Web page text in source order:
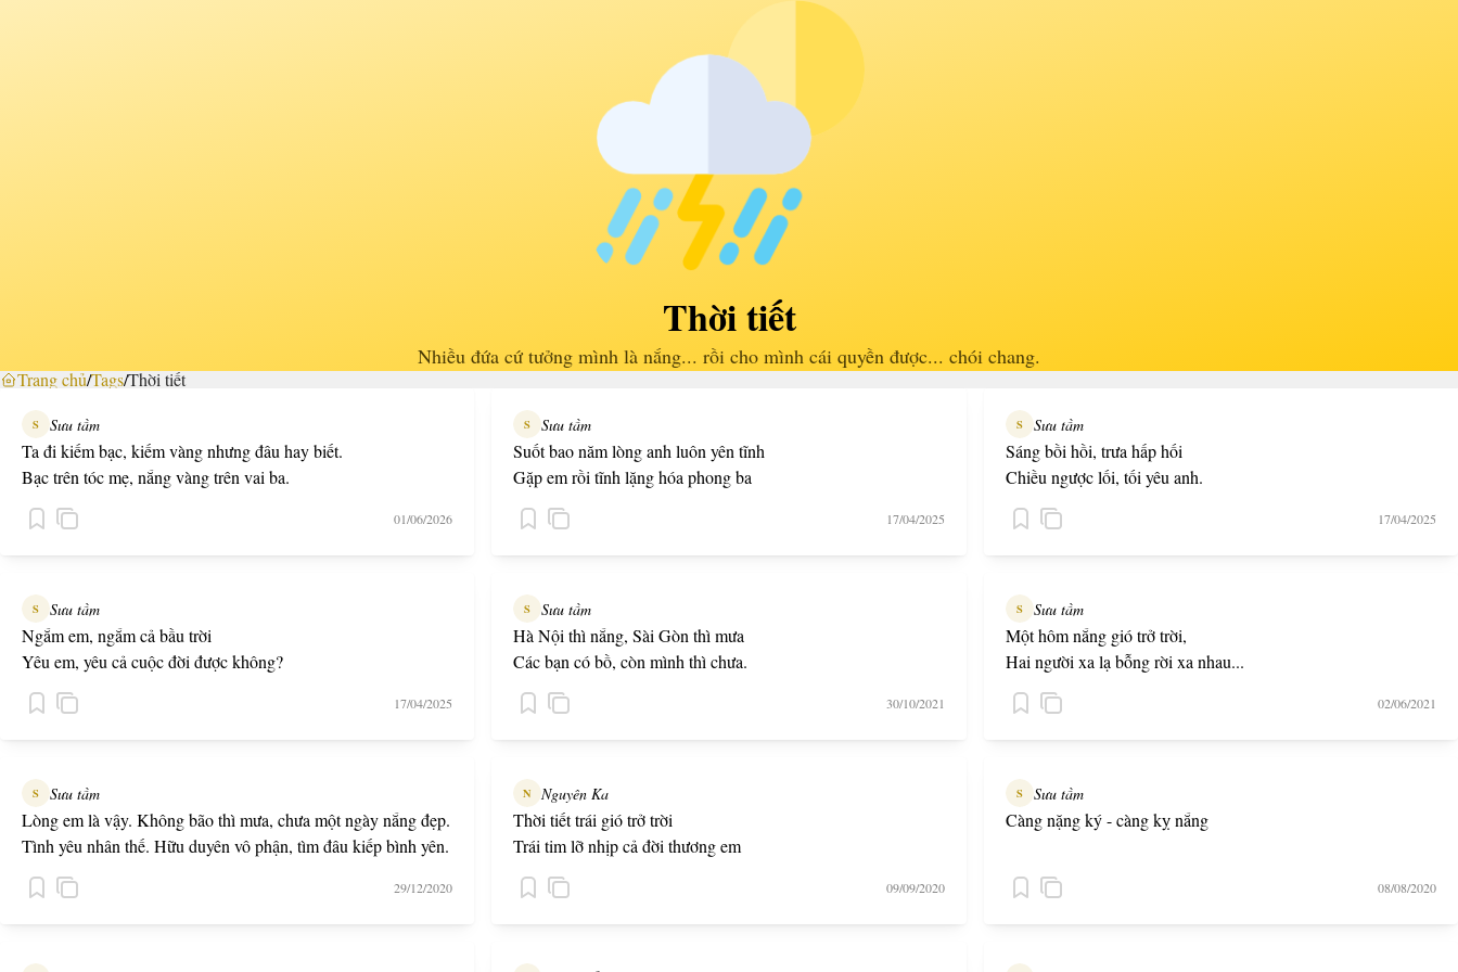
Thời tiết
Nhiều đứa cứ tưởng mình là nắng... rồi cho mình cái quyền được... chói chang.
Trang chủ/Tags/Thời tiết
S Sưu tầm
Ta đi kiếm bạc, kiếm vàng nhưng đâu hay biết.
Bạc trên tóc mẹ, nắng vàng trên vai ba.
01/06/2026
S Sưu tầm
Suốt bao năm lòng anh luôn yên tĩnh
Gặp em rồi tĩnh lặng hóa phong ba
17/04/2025
S Sưu tầm
Sáng bồi hồi, trưa hấp hối
Chiều ngược lối, tối yêu anh.
17/04/2025
S Sưu tầm
Ngắm em, ngắm cả bầu trời
Yêu em, yêu cả cuộc đời được không?
17/04/2025
S Sưu tầm
Hà Nội thì nắng, Sài Gòn thì mưa
Các bạn có bồ, còn mình thì chưa.
30/10/2021
S Sưu tầm
Một hôm nắng gió trở trời,
Hai người xa lạ bỗng rời xa nhau...
02/06/2021
S Sưu tầm
Lòng em là vậy. Không bão thì mưa, chưa một ngày nắng đẹp.
Tình yêu nhân thế. Hữu duyên vô phận, tìm đâu kiếp bình yên.
29/12/2020
N Nguyên Ka
Thời tiết trái gió trở trời
Trái tim lỡ nhịp cả đời thương em
09/09/2020
S Sưu tầm
Càng nặng ký - càng kỵ nắng
08/08/2020